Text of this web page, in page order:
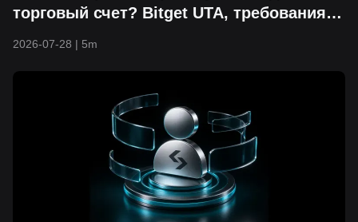
торговый счет? Bitget UTA, требования и
2026-07-28 | 5m